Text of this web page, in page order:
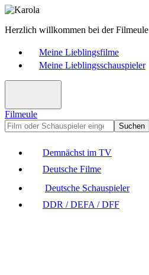
Herzlich willkommen bei der Filmeule
Meine Lieblingsfilme
Meine Lieblingsschauspieler
Filmeule
Suchen
Demnächst im TV
Deutsche Filme
Deutsche Schauspieler
DDR / DEFA / DFF